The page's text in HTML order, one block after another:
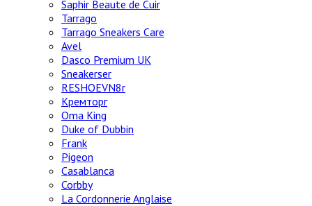
Saphir Beaute de Cuir
Tarrago
Tarrago Sneakers Care
Avel
Dasco Premium UK
Sneakerser
RESHOEVN8r
Кремторг
Oma King
Duke of Dubbin
Frank
Pigeon
Casablanca
Corbby
La Cordonnerie Anglaise